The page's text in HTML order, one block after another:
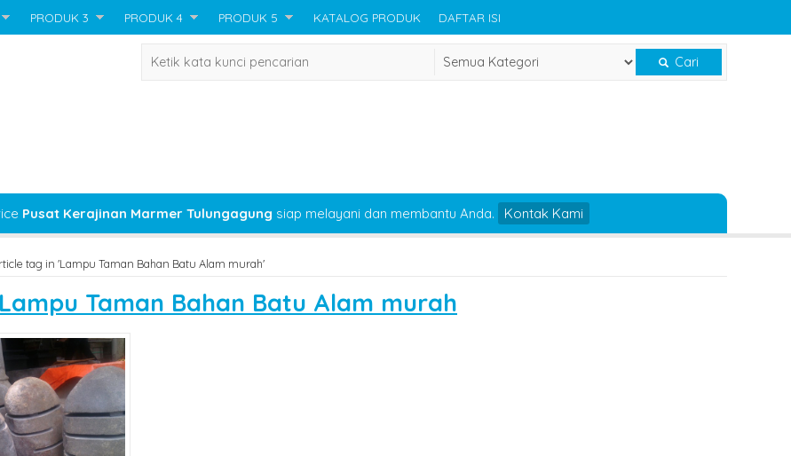
PRODUK 3 PRODUK 4 PRODUK 5 KATALOG PRODUK DAFTAR ISI
Cari
Pusat Kerajinan Marmer Tulungagung siap melayani dan membantu Anda. Kontak Kami
tag in 'Lampu Taman Bahan Batu Alam murah'
Lampu Taman Bahan Batu Alam murah